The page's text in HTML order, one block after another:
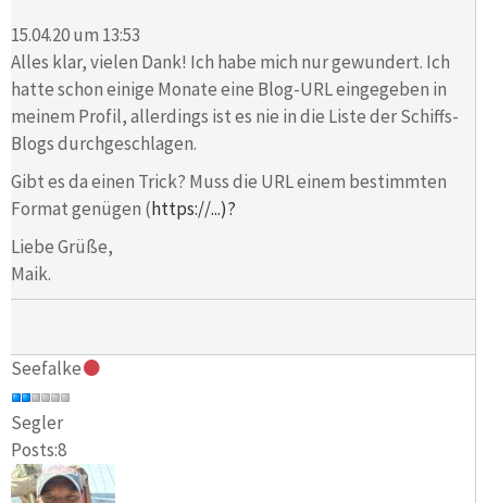
15.04.20 um 13:53
Alles klar, vielen Dank! Ich habe mich nur gewundert. Ich
hatte schon einige Monate eine Blog-URL eingegeben in
meinem Profil, allerdings ist es nie in die Liste der Schiffs-
Blogs durchgeschlagen.
Gibt es da einen Trick? Muss die URL einem bestimmten
Format genügen (https://...)?
Liebe Grüße,
Maik.
Seefalke
Segler
Posts:8